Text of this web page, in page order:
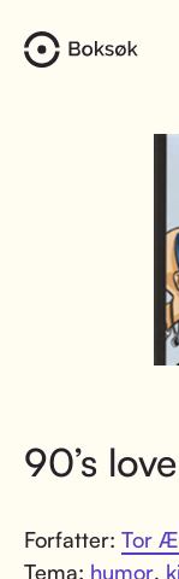
90’s
Forfatter: Tor
Tema: humor,